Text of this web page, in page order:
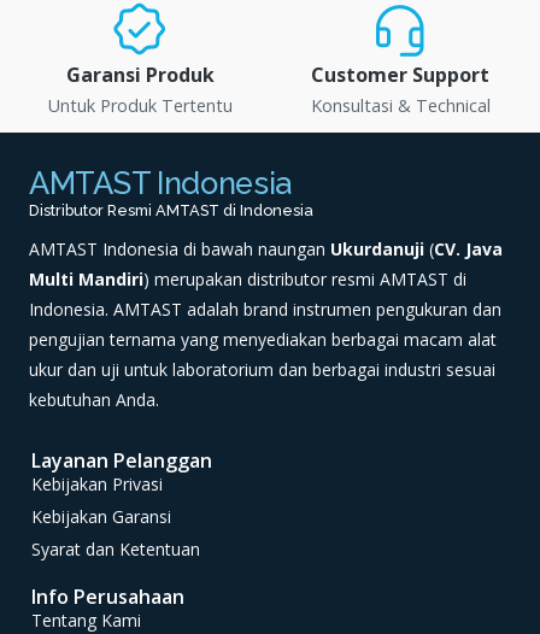
Garansi Produk
Untuk Produk Tertentu
Customer Support
Konsultasi & Technical
AMTAST Indonesia
Distributor Resmi AMTAST di Indonesia
AMTAST Indonesia di bawah naungan Ukurdanuji (CV. Java
Multi Mandiri) merupakan distributor resmi AMTAST di
Indonesia. AMTAST adalah brand instrumen pengukuran dan
pengujian ternama yang menyediakan berbagai macam alat
ukur dan uji untuk laboratorium dan berbagai industri sesuai
kebutuhan Anda.
Layanan Pelanggan
Kebijakan Privasi
Kebijakan Garansi
Syarat dan Ketentuan
Info Perusahaan
Tentang Kami